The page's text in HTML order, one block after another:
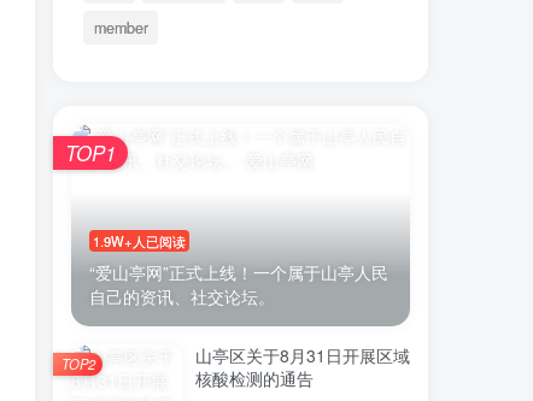
member
1.9W+人已阅读
“爱山亭网”正式上线！一个属于山亭人民
自己的资讯、社交论坛。
TOP1
山亭区关于8月31日开展区域
核酸检测的通告
TOP2